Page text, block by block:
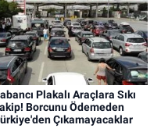
Plakalı Araçlara Sıkı
Borcunu Ödemeden
Çıkamayacaklar